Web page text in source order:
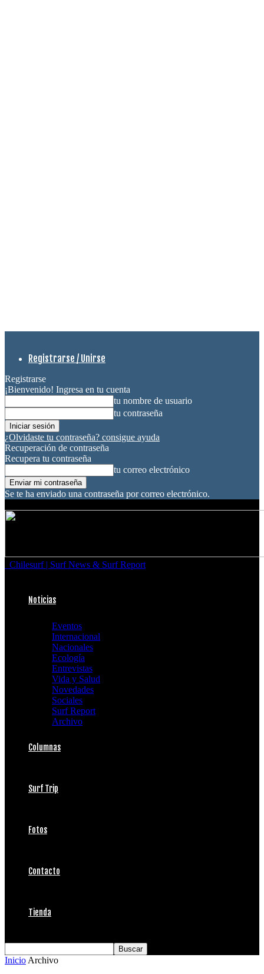
Registrarse / Unirse
Registrarse
¡Bienvenido! Ingresa en tu cuenta
tu nombre de usuario
tu contraseña
¿Olvidaste tu contraseña? consigue ayuda
Recuperación de contraseña
Recupera tu contraseña
tu correo electrónico
Se te ha enviado una contraseña por correo electrónico.
Chilesurf | Surf News & Surf Report
Noticias
Eventos
Internacional
Nacionales
Ecología
Entrevistas
Vida y Salud
Novedades
Sociales
Surf Report
Archivo
Columnas
Surf Trip
Fotos
Contacto
Tienda
Inicio Archivo